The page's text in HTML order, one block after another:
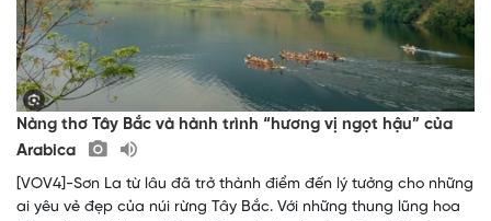
Nàng thơ Tây Bắc và hành trình “hương vị ngọt hậu” của
Arabica
[VOV4]-Sơn La từ lâu đã trở thành điểm đến lý tưởng cho những
ai yêu vẻ đẹp của núi rừng Tây Bắc. Với những thung lũng hoa